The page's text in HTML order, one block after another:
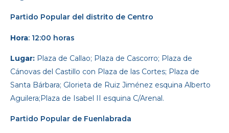
Partido Popular del distrito de Centro
Hora: 12:00 horas
Lugar: Plaza de Callao; Plaza de Cascorro; Plaza de
Cánovas del Castillo con Plaza de las Cortes; Plaza de
Santa Bárbara; Glorieta de Ruiz Jiménez esquina Alberto
Aguilera;Plaza de Isabel II esquina C/Arenal.
Partido Popular de Fuenlabrada